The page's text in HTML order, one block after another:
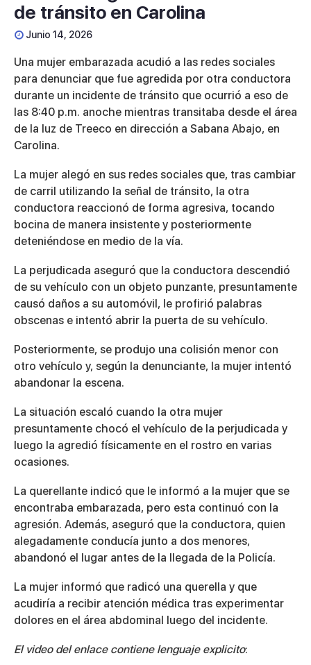
de tránsito en Carolina
Junio 14, 2026
Una mujer embarazada acudió a las redes sociales
para denunciar que fue agredida por otra conductora
durante un incidente de tránsito que ocurrió a eso de
las 8:40 p.m. anoche mientras transitaba desde el área
de la luz de Treeco en dirección a Sabana Abajo, en
Carolina.
La mujer alegó en sus redes sociales que, tras cambiar
de carril utilizando la señal de tránsito, la otra
conductora reaccionó de forma agresiva, tocando
bocina de manera insistente y posteriormente
deteniéndose en medio de la vía.
La perjudicada aseguró que la conductora descendió
de su vehículo con un objeto punzante, presuntamente
causó daños a su automóvil, le profirió palabras
obscenas e intentó abrir la puerta de su vehículo.
Posteriormente, se produjo una colisión menor con
otro vehículo y, según la denunciante, la mujer intentó
abandonar la escena.
La situación escaló cuando la otra mujer
presuntamente chocó el vehículo de la perjudicada y
luego la agredió físicamente en el rostro en varias
ocasiones.
La querellante indicó que le informó a la mujer que se
encontraba embarazada, pero esta continuó con la
agresión. Además, aseguró que la conductora, quien
alegadamente conducía junto a dos menores,
abandonó el lugar antes de la llegada de la Policía.
La mujer informó que radicó una querella y que
acudiría a recibir atención médica tras experimentar
dolores en el área abdominal luego del incidente.
El video del enlace contiene lenguaje explicito: